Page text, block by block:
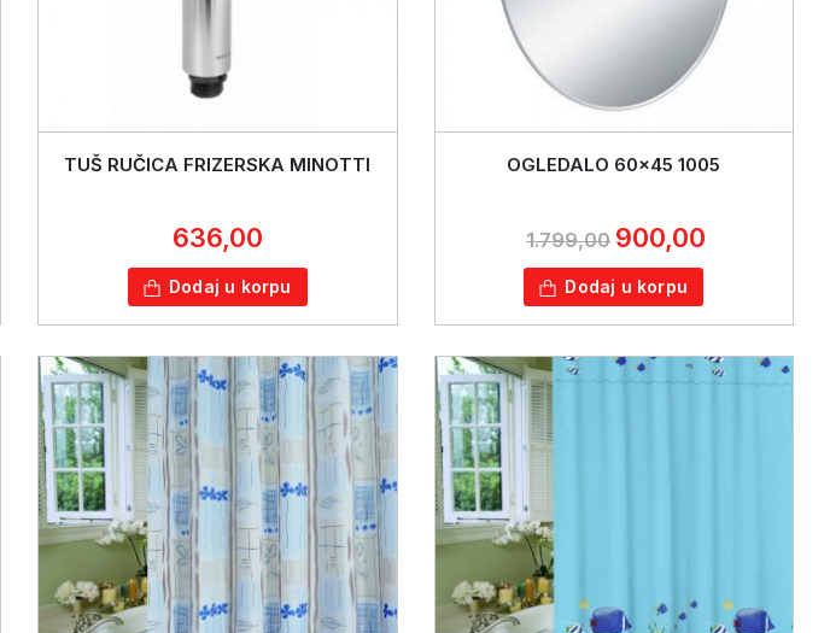
TUŠ RUČICA FRIZERSKA MINOTTI
636,00
Dodaj u korpu
OGLEDALO 60x45 1005
1.799,00 900,00
Dodaj u korpu